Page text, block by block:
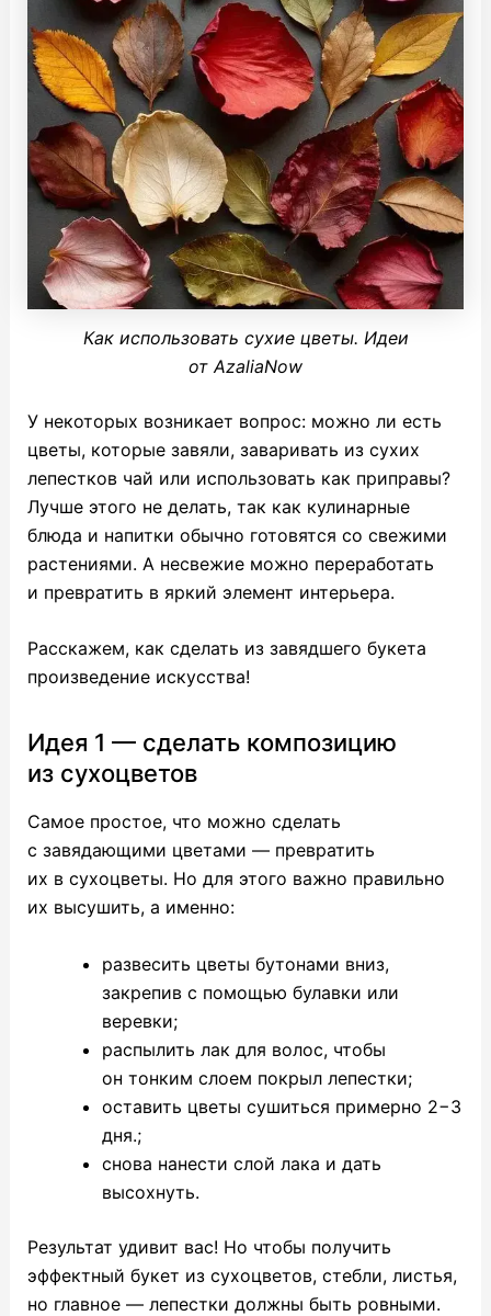
Как использовать сухие цветы. Идеи
от AzaliaNow
У некоторых возникает вопрос: можно ли есть
цветы, которые завяли, заваривать из сухих
лепестков чай или использовать как приправы?
Лучше этого не делать, так как кулинарные
блюда и напитки обычно готовятся со свежими
растениями. А несвежие можно переработать
и превратить в яркий элемент интерьера.
Расскажем, как сделать из завядшего букета
произведение искусства!
Идея 1 — сделать композицию
из сухоцветов
Самое простое, что можно сделать
с завядающими цветами — превратить
их в сухоцветы. Но для этого важно правильно
их высушить, а именно:
развесить цветы бутонами вниз,
закрепив с помощью булавки или
веревки;
распылить лак для волос, чтобы
он тонким слоем покрыл лепестки;
оставить цветы сушиться примерно 2−3
дня.;
снова нанести слой лака и дать
высохнуть.
Результат удивит вас! Но чтобы получить
эффектный букет из сухоцветов, стебли, листья,
но главное — лепестки должны быть ровными.